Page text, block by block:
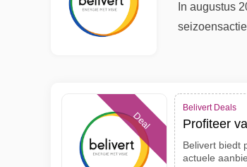
In augustus
Deal
Belivert Deals
Profiteer
Belivert biedt
actuele